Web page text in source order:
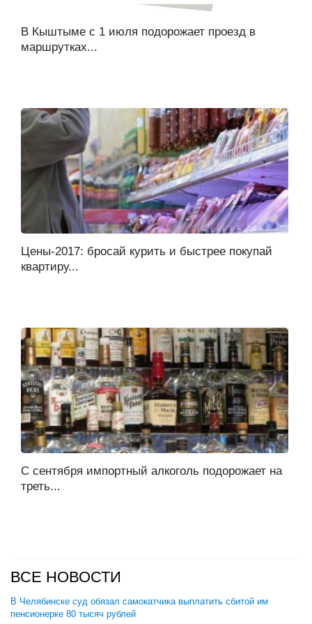
В Кыштыме с 1 июля подорожает проезд в
маршрутках...
Цены-2017: бросай курить и быстрее покупай
квартиру...
С сентября импортный алкоголь подорожает на
треть...
ВСЕ НОВОСТИ
В Челябинске суд обязал самокатчика выплатить сбитой им
пенсионерке 80 тысяч рублей